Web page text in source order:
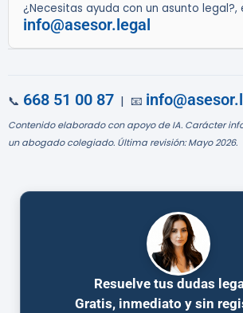
¿Necesitas ayuda con un asunto legal?,
info@asesor.legal
📞 668 51 00 87 | 📧
Contenido elaborado con apoyo de IA. Carácter
un abogado colegiado. Última revisión: Mayo 2026.
Resuelve tus dudas
Gratis, inmediato y sin